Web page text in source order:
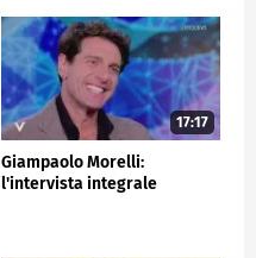
17:17
Giampaolo Morelli:
l'intervista integrale